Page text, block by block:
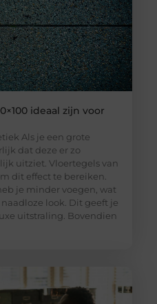
ideaal zijn voor
Als je een grote
dat deze er zo
uitziet. Vloertegels van
dit effect te bereiken.
je minder voegen, wat
look. Dit geeft je
uitstraling. Bovendien